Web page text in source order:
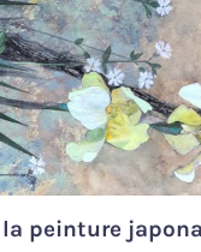
la peinture